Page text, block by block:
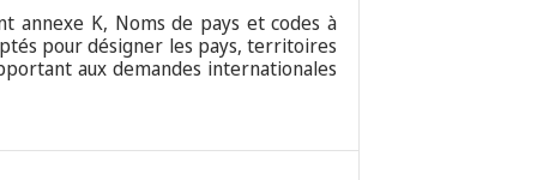
annexe K, Noms de pays et codes à
pour désigner les pays, territoires
aux demandes internationales